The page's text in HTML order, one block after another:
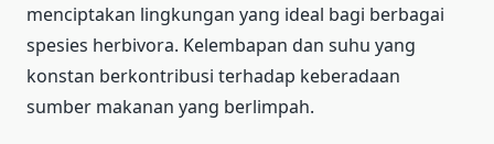
menciptakan lingkungan yang ideal bagi berbagai
spesies herbivora. Kelembapan dan suhu yang
konstan berkontribusi terhadap keberadaan
sumber makanan yang berlimpah.